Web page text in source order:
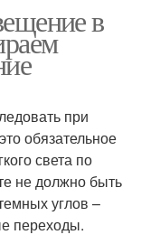
в
при
обязательное
света по
не должно быть
углов –
переходы.